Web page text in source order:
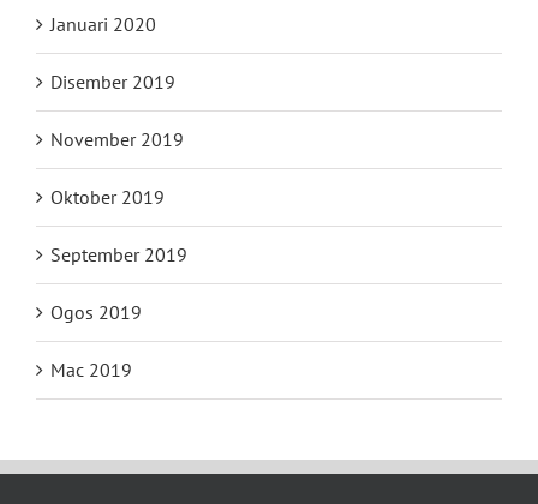
Januari 2020
Disember 2019
November 2019
Oktober 2019
September 2019
Ogos 2019
Mac 2019